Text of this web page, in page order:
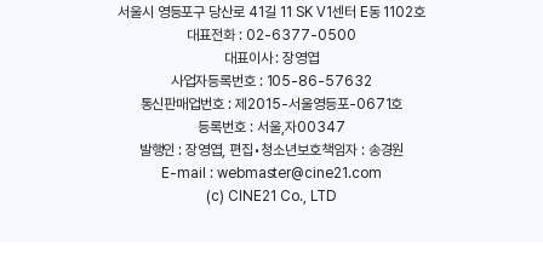
서울시 영등포구 당산로 41길 11 SK V1센터 E동 1102호
대표전화 : 02-6377-0500
대표이사 : 장영엽
사업자등록번호 : 105-86-57632
통신판매업번호 : 제2015-서울영등포-0671호
등록번호 : 서울,자00347
발행인 : 장영엽, 편집•청소년보호책임자 : 송경원
E-mail : webmaster@cine21.com
(c) CINE21 Co., LTD